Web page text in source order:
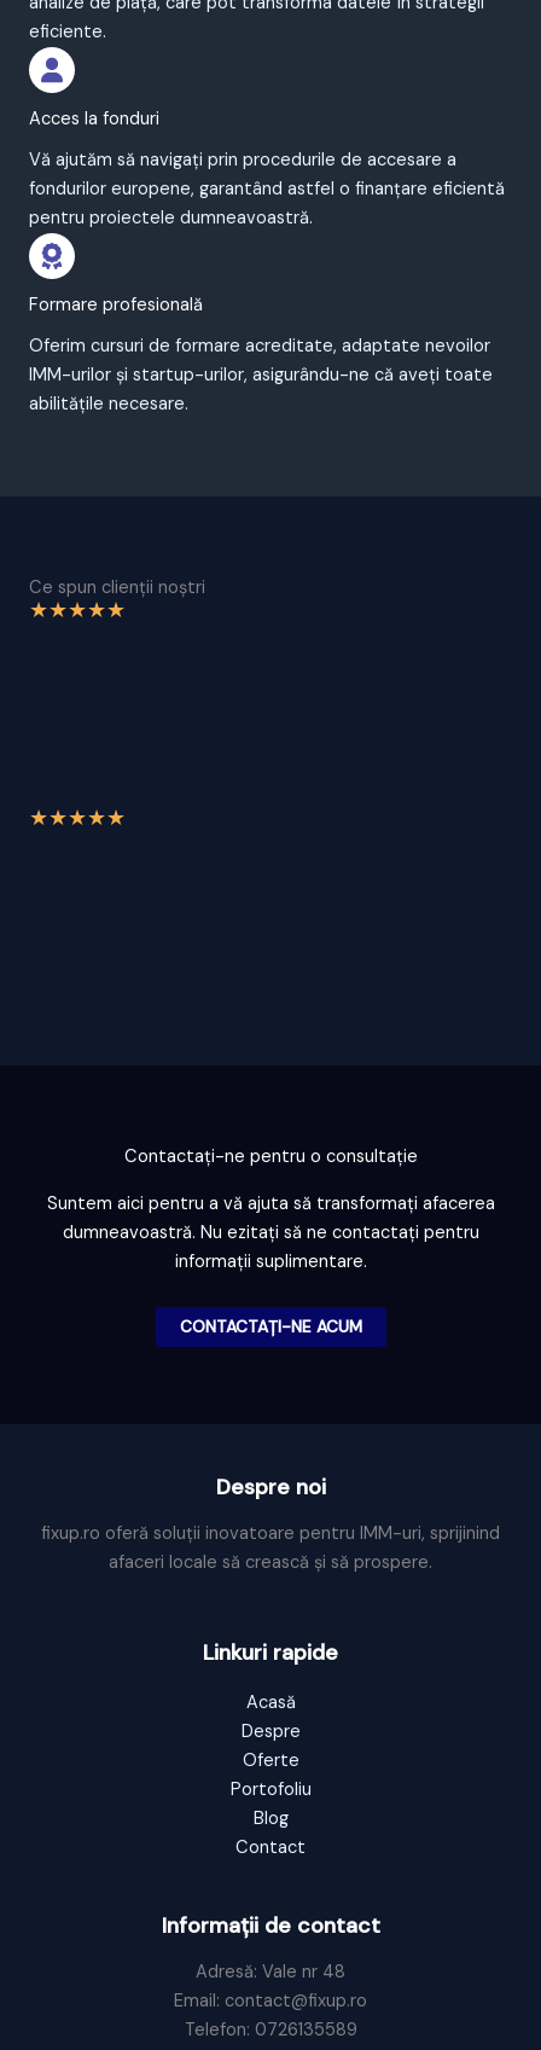
eficiente.
Acces la fonduri
Vă ajutăm să navigați prin procedurile de accesare a
fondurilor europene, garantând astfel o finanțare eficientă
pentru proiectele dumneavoastră.
Formare profesională
Oferim cursuri de formare acreditate, adaptate nevoilor
IMM-urilor și startup-urilor, asigurându-ne că aveți toate
abilitățile necesare.
Ce spun clienții noștri
★★★★★
★★★★★
Contactați-ne pentru o consultație
Suntem aici pentru a vă ajuta să transformați afacerea
dumneavoastră. Nu ezitați să ne contactați pentru
informații suplimentare.
CONTACTAȚI-NE ACUM
Despre noi
fixup.ro oferă soluții inovatoare pentru IMM-uri, sprijinind
afaceri locale să crească și să prospere.
Linkuri rapide
Acasă
Despre
Oferte
Portofoliu
Blog
Contact
Informații de contact
Adresă: Vale nr 48
Email: contact@fixup.ro
Telefon: 0726135589